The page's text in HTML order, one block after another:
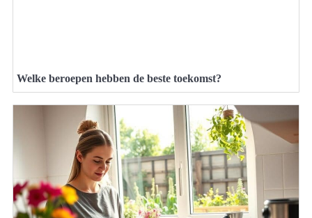
Welke beroepen hebben de beste toekomst?